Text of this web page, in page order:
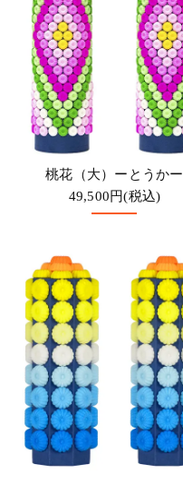
桃花（大）ーとうかー
49,500円(税込)